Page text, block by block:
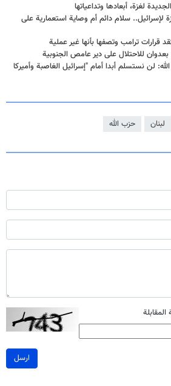
لغزة، أبعادها وتداعياتها
لإسرائيل.. سلام دائم أم وصاية استعمارية على
قرارات ترامب وتصفها بأنها غير عملية
للاحتلال على دير عامص الجنوبية
لن نستسلم أبدا أمام "إسرائيل الغاصبة وأميركا
لبنان حزب الله
ارسل